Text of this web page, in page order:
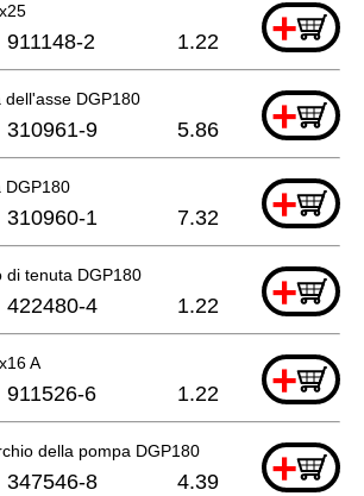
+
911148-2 1.22
dell'asse DGP180 +
310961-9 5.86
DGP180 +
310960-1 7.32
di tenuta DGP180 +
422480-4 1.22
A +
911526-6 1.22
della pompa DGP180 +
347546-8 4.39